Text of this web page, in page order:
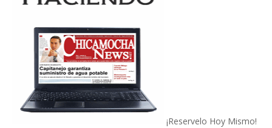
¡Reservelo Hoy Mismo!